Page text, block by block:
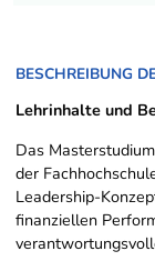
BESCHREIBUNG
Lehrinhalte und
Das Masterstudium
der
Leadership-
finanziellen